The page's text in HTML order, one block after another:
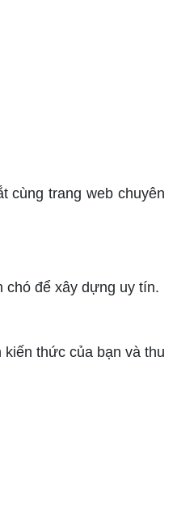
trang web chuyên
để xây dựng uy tín.
thức của bạn và thu